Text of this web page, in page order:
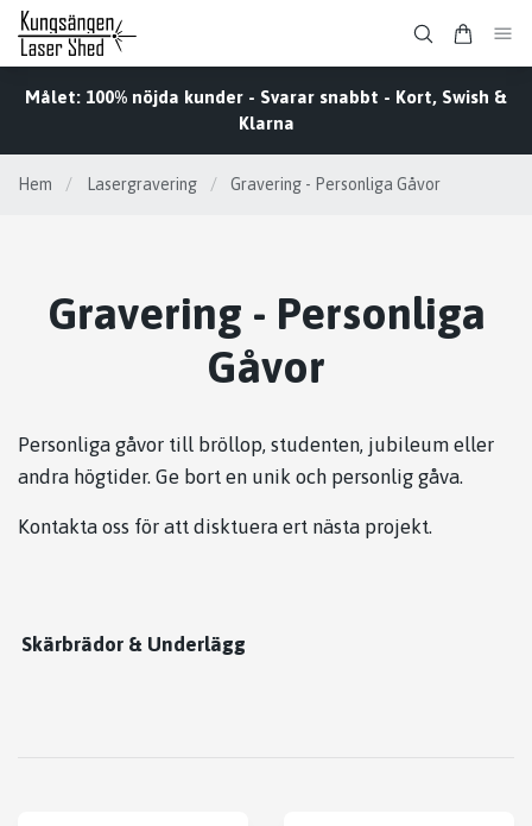
Målet: 100% nöjda kunder - Svarar snabbt - Kort, Swish &
Klarna
Hem / Lasergravering / Gravering - Personliga Gåvor
Gravering - Personliga
Gåvor
Personliga gåvor till bröllop, studenten, jubileum eller
andra högtider. Ge bort en unik och personlig gåva.
Kontakta oss för att disktuera ert nästa projekt.
Skärbrädor & Underlägg